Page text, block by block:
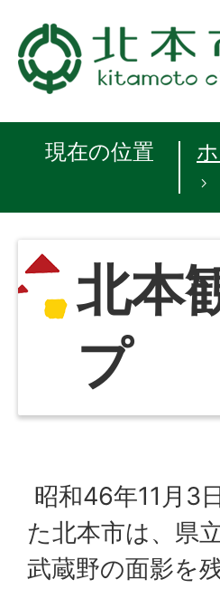
現在の位置
北本
プ
昭和46年11月3
た北本市は、県
武蔵野の面影を